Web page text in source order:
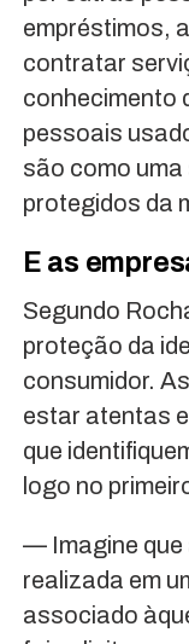
empréstimos,
contratar
conhecimento
pessoais
são como
protegidos da
E as
Segundo
proteção da
consumidor.
estar atentas
que
logo no
— Imagine que
realizada em
associado